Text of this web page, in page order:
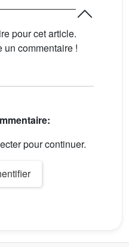
pour cet article.
un commentaire !
pour continuer.